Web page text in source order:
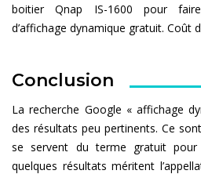
boitier Qnap IS-1600 pour
d’affichage dynamique gratuit. Coût
Conclusion
La recherche Google « affichage
des résultats peu pertinents. Ce
se servent du terme gratuit pour
quelques résultats méritent